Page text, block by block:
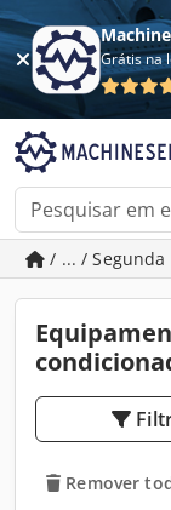
Grátis na
/ ... /
Remover